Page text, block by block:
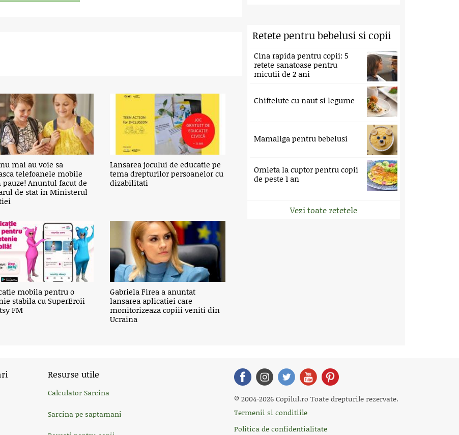
mai au voie sa
telefoanele mobile
Anuntul facut de
de stat in Ministerul
Lansarea jocului de educatie pe
tema drepturilor persoanelor cu
dizabilitati
mobila pentru o
stabila cu SuperEroii
FM
Gabriela Firea a anuntat
lansarea aplicatiei care
monitorizeaza copiii veniti din
Ucraina
Retete pentru bebelusi si copii
Cina rapida pentru copii: 5
retete sanatoase pentru
micutii de 2 ani
Chiftelute cu naut si legume
Mamaliga pentru bebelusi
Omleta la cuptor pentru copii
de peste 1 an
Vezi toate retetele
Resurse utile
Calculator Sarcina
Sarcina pe saptamani
© 2004-2026 Copilul.ro Toate drepturile rezervate.
Termenii si conditiile
Politica de confidentialitate